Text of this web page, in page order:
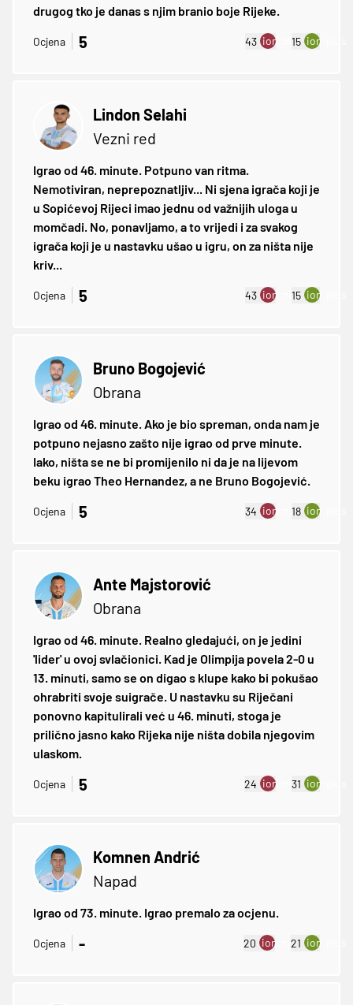
drugog tko je danas s njim branio boje Rijeke.
Ocjena 5 43 ion:minus
15 ion:plus
Lindon Selahi
Vezni red
Igrao od 46. minute. Potpuno van ritma.
Nemotiviran, neprepoznatljiv... Ni sjena igrača koji je
u Sopićevoj Rijeci imao jednu od važnijih uloga u
momčadi. No, ponavljamo, a to vrijedi i za svakog
igrača koji je u nastavku ušao u igru, on za ništa nije
kriv...
Ocjena 5 43 ion:minus
15 ion:plus
Bruno Bogojević
Obrana
Igrao od 46. minute. Ako je bio spreman, onda nam je
potpuno nejasno zašto nije igrao od prve minute.
Iako, ništa se ne bi promijenilo ni da je na lijevom
beku igrao Theo Hernandez, a ne Bruno Bogojević.
Ocjena 5 34 ion:minus
18 ion:plus
Ante Majstorović
Obrana
Igrao od 46. minute. Realno gledajući, on je jedini
'lider' u ovoj svlačionici. Kad je Olimpija povela 2-0 u
13. minuti, samo se on digao s klupe kako bi pokušao
ohrabriti svoje suigrače. U nastavku su Riječani
ponovno kapitulirali već u 46. minuti, stoga je
prilično jasno kako Rijeka nije ništa dobila njegovim
ulaskom.
Ocjena 5 24 ion:minus
31 ion:plus
Komnen Andrić
Napad
Igrao od 73. minute. Igrao premalo za ocjenu.
Ocjena - 20 ion:minus
21 ion:plus